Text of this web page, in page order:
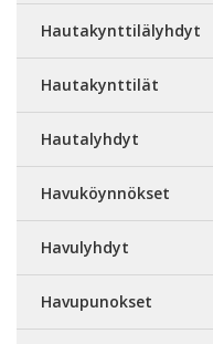
Hautakynttilälyhdyt
Hautakynttilät
Hautalyhdyt
Havuköynnökset
Havulyhdyt
Havupunokset